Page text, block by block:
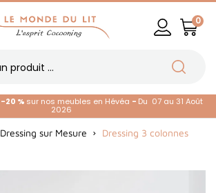
0
-20 % sur nos meubles en Hévéa - Du 07 au 31 Août
2026
Dressing sur Mesure
Dressing 3 colonnes